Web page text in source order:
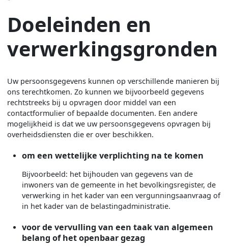
Doeleinden en
verwerkingsgronden
Uw persoonsgegevens kunnen op verschillende manieren bij
ons terechtkomen. Zo kunnen we bijvoorbeeld gegevens
rechtstreeks bij u opvragen door middel van een
contactformulier of bepaalde documenten. Een andere
mogelijkheid is dat we uw persoonsgegevens opvragen bij
overheidsdiensten die er over beschikken.
om een wettelijke verplichting na te komen
Bijvoorbeeld: het bijhouden van gegevens van de
inwoners van de gemeente in het bevolkingsregister, de
verwerking in het kader van een vergunningsaanvraag of
in het kader van de belastingadministratie.
voor de vervulling van een taak van algemeen
belang of het openbaar gezag